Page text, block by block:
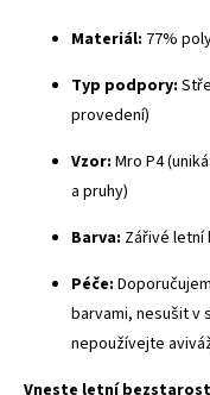
Materiál: 77%
Typ podpory:
provedení)
Vzor: Mro P4
a pruhy)
Barva: Zářivé letní
Péče:
barvami, nesušit v
nepoužívejte
Vneste letní